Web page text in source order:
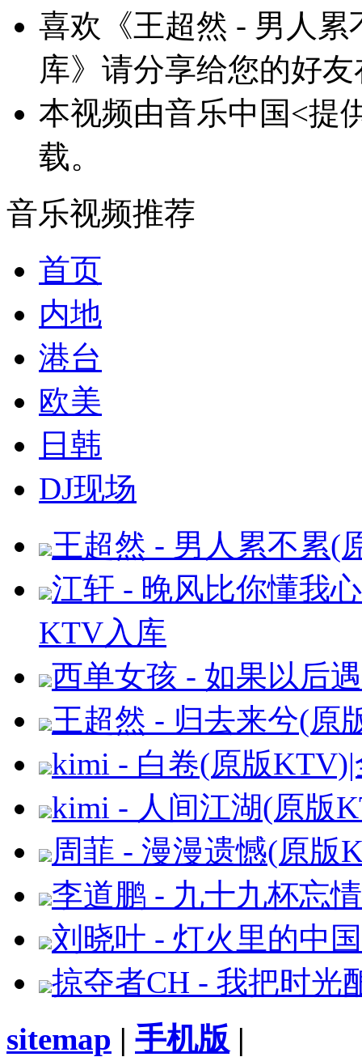
喜欢《王超然 - 男人
库》请分享给您的好
本视频由音乐中国<提
载。
音乐视频推荐
首页
内地
港台
欧美
日韩
DJ现场
王超然 - 男人累不累(
江轩 - 晚风比你懂我
KTV入库
西单女孩 - 如果以后
王超然 - 归去来兮(原
kimi - 白卷(原版
kimi - 人间江湖(原版
周菲 - 漫漫遗憾(原版
李道鹏 - 九十九杯忘
刘晓叶 - 灯火里的中
掠夺者CH - 我把时光
sitemap | 手机版 |